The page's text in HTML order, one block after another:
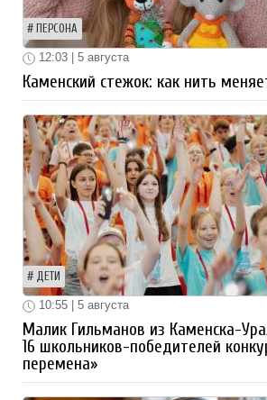
ПЕРСОНА
12:03 | 5 августа
Каменский стежок: как нить
ДЕТИ
10:55 | 5 августа
Малик Гильманов из Каменска-
16 школьников-победителей
перемена»